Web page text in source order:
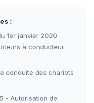
:
1er janvier 2020
à conducteur
conduite des chariots
- Autorisation de